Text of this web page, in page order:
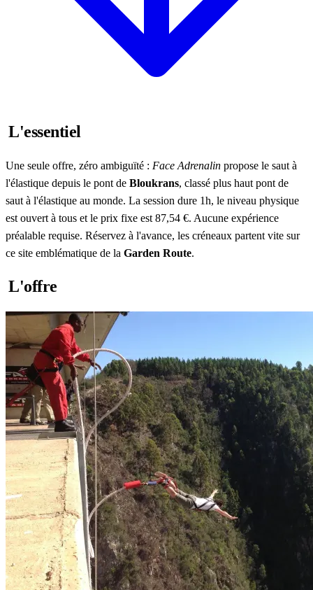
L'essentiel
Une seule offre, zéro ambiguïté : Face Adrenalin propose le saut à
l'élastique depuis le pont de Bloukrans, classé plus haut pont de
saut à l'élastique au monde. La session dure 1h, le niveau physique
est ouvert à tous et le prix fixe est 87,54 €. Aucune expérience
préalable requise. Réservez à l'avance, les créneaux partent vite sur
ce site emblématique de la Garden Route.
L'offre